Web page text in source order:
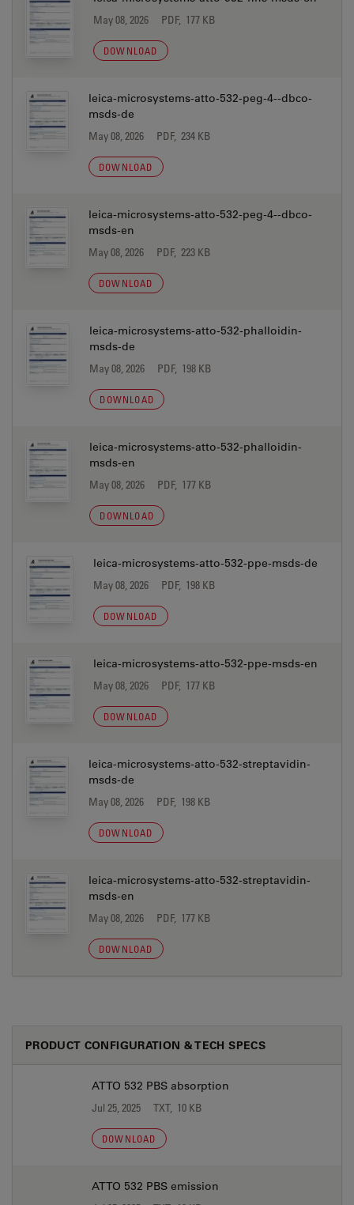
May 08, 2026 PDF, 177 KB
DOWNLOAD
leica-microsystems-atto-532-peg-4--dbco-
msds-de
May 08, 2026 PDF, 234 KB
DOWNLOAD
leica-microsystems-atto-532-peg-4--dbco-
msds-en
May 08, 2026 PDF, 223 KB
DOWNLOAD
leica-microsystems-atto-532-phalloidin-
msds-de
May 08, 2026 PDF, 198 KB
DOWNLOAD
leica-microsystems-atto-532-phalloidin-
msds-en
May 08, 2026 PDF, 177 KB
DOWNLOAD
leica-microsystems-atto-532-ppe-msds-de
May 08, 2026 PDF, 198 KB
DOWNLOAD
leica-microsystems-atto-532-ppe-msds-en
May 08, 2026 PDF, 177 KB
DOWNLOAD
leica-microsystems-atto-532-streptavidin-
msds-de
May 08, 2026 PDF, 198 KB
DOWNLOAD
leica-microsystems-atto-532-streptavidin-
msds-en
May 08, 2026 PDF, 177 KB
DOWNLOAD
PRODUCT CONFIGURATION & TECH SPECS
ATTO 532 PBS absorption
Jul 25, 2025 TXT, 10 KB
DOWNLOAD
ATTO 532 PBS emission